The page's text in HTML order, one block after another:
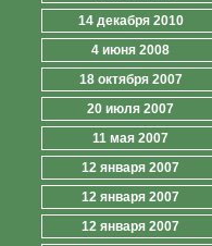
14 декабря 2010
4 июня 2008
18 октября 2007
20 июля 2007
11 мая 2007
12 января 2007
12 января 2007
12 января 2007